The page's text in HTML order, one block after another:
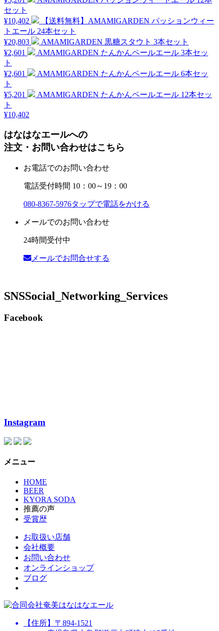
セット
¥10,402
【送料無料】AMAMIGARDEN パッションウィー
トエール 24本セット
¥20,803
AMAMIGARDEN 黒糖スタウト 3本セット
¥2,601
AMAMIGARDEN たんかんペールエール 3本セッ
ト
¥2,601
AMAMIGARDEN たんかんペールエール 6本セッ
ト
¥5,201
AMAMIGARDEN たんかんペールエール 12本セッ
ト
¥10,402
はなはなエールへの
注文・お問い合わせはこちら
お電話でのお問い合わせ
電話受付時間 10：00～19：00
080-8367-5976タップで電話をかける
メールでのお問い合わせ
24時間受付中
メールでお問合せする
SNSSocial_Networking_Services
Facebook
Instagram
メニュー
HOME
BEER
KYORA SODA
推薦の声
受賞歴
お取扱い店舗
会社概要
お問い合わせ
オンラインショップ
ブログ
【住所】〒894-1521